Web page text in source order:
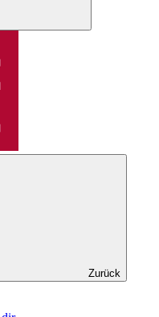
Zurück